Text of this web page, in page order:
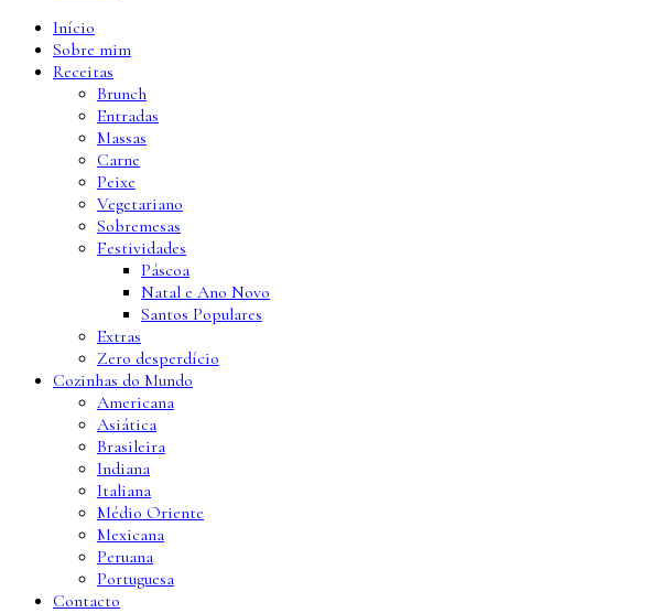
Início
Sobre mim
Receitas
Brunch
Entradas
Massas
Carne
Peixe
Vegetariano
Sobremesas
Festividades
Páscoa
Natal e Ano Novo
Santos Populares
Extras
Zero desperdício
Cozinhas do Mundo
Americana
Asiática
Brasileira
Indiana
Italiana
Médio Oriente
Mexicana
Peruana
Portuguesa
Contacto